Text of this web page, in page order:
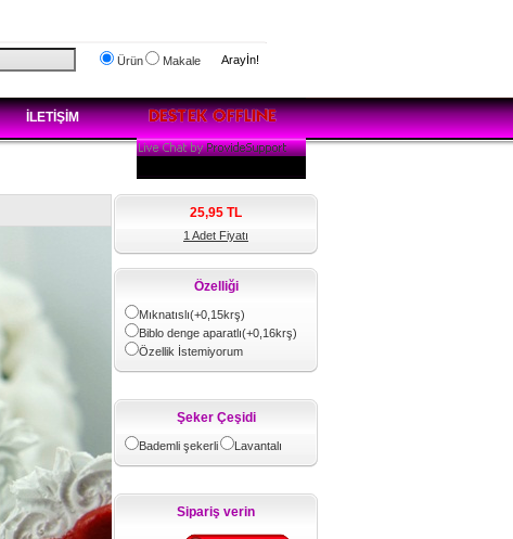
Ürün Makale Arayİn!
İLETİŞİM
25,95 TL
1 Adet Fiyatı
Özelliği
Mıknatıslı(+0,15krş)
Biblo denge aparatlı(+0,16krş)
Özellik İstemiyorum
Şeker Çeşidi
Bademli şekerli Lavantalı
Sipariş verin